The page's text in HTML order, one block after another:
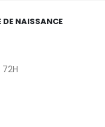
DE NAISSANCE